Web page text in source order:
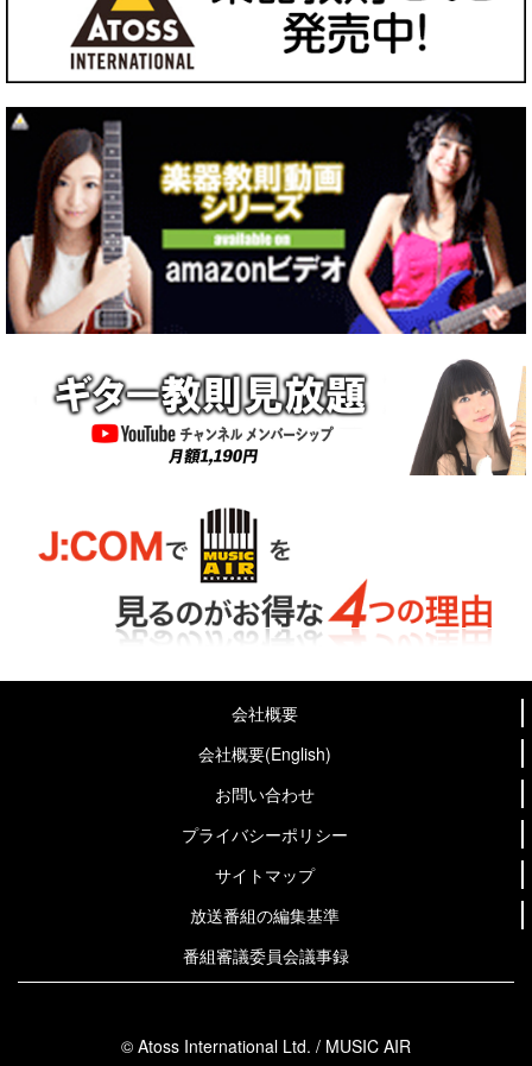
会社概要
会社概要(English)
お問い合わせ
プライバシーポリシー
サイトマップ
放送番組の編集基準
番組審議委員会議事録
© Atoss International Ltd. / MUSIC AIR